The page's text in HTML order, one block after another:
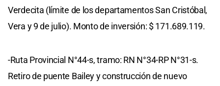
Verdecita (límite de los departamentos San Cristóbal,
Vera y 9 de julio). Monto de inversión: $ 171.689.119.
-Ruta Provincial N°44-s, tramo: RN N°34-RP N°31-s.
Retiro de puente Bailey y construcción de nuevo